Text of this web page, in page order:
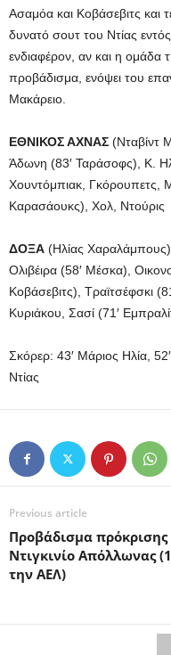
Ασαμόα και Κοβάσεβιτς και
δυνατό σουτ του Ντίας
ενδιαφέρον, αν και η ομάδα
προβάδισμα, ενόψει του
Μακάρειο.
ΕΘΝΙΚΟΣ ΑΧΝΑΣ (Νταβίντ
Άδωνη (83′ Ταράσοφς), Κ.
Χουντόμπιακ, Γκόρουπετς,
Καρασάουκς), Χολ, Ντούρις
ΔΟΞΑ (Ηλίας Χαραλάμπους):
Ολιβέιρα (58′ Μέσκα),
Κοβάσεβιτς), Τραϊτσέφσκι
Κυριάκου, Σασί (71′
Σκόρερ: 43′ Μάριος Ηλία,
Ντίας
Previous article
Προβάδισμα πρόκρισης
Ντιγκινίο Απόλλωνας
την ΑΕΛ)